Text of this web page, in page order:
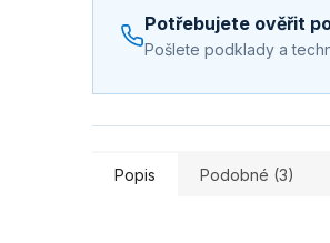
Potřebujete ověřit
Pošlete podklady a
Popis Podobné (3)